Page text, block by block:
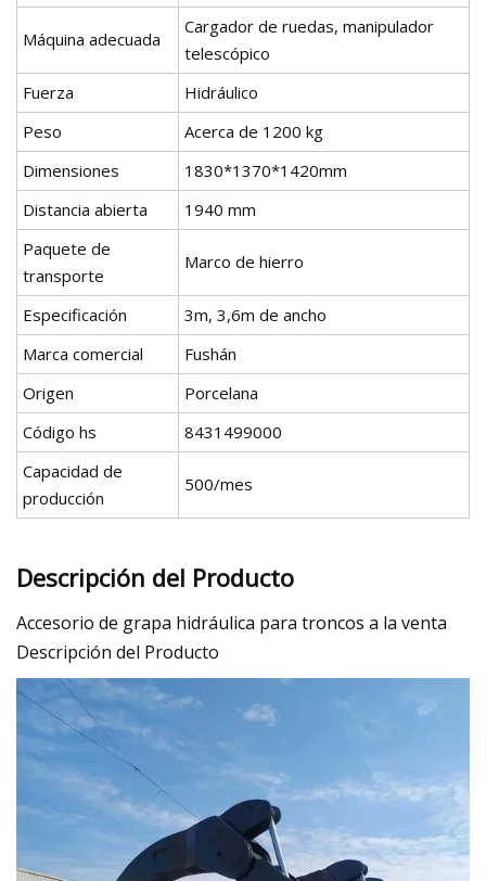
Máquina adecuada
Cargador de ruedas, manipulador
telescópico
Fuerza
Hidráulico
Peso
Acerca de 1200 kg
Dimensiones
1830*1370*1420mm
Distancia abierta
1940 mm
Paquete de
transporte
Marco de hierro
Especificación
3m, 3,6m de ancho
Marca comercial
Fushán
Origen
Porcelana
Código hs
8431499000
Capacidad de
producción
500/mes
Descripción del Producto
Accesorio de grapa hidráulica para troncos a la venta
Descripción del Producto